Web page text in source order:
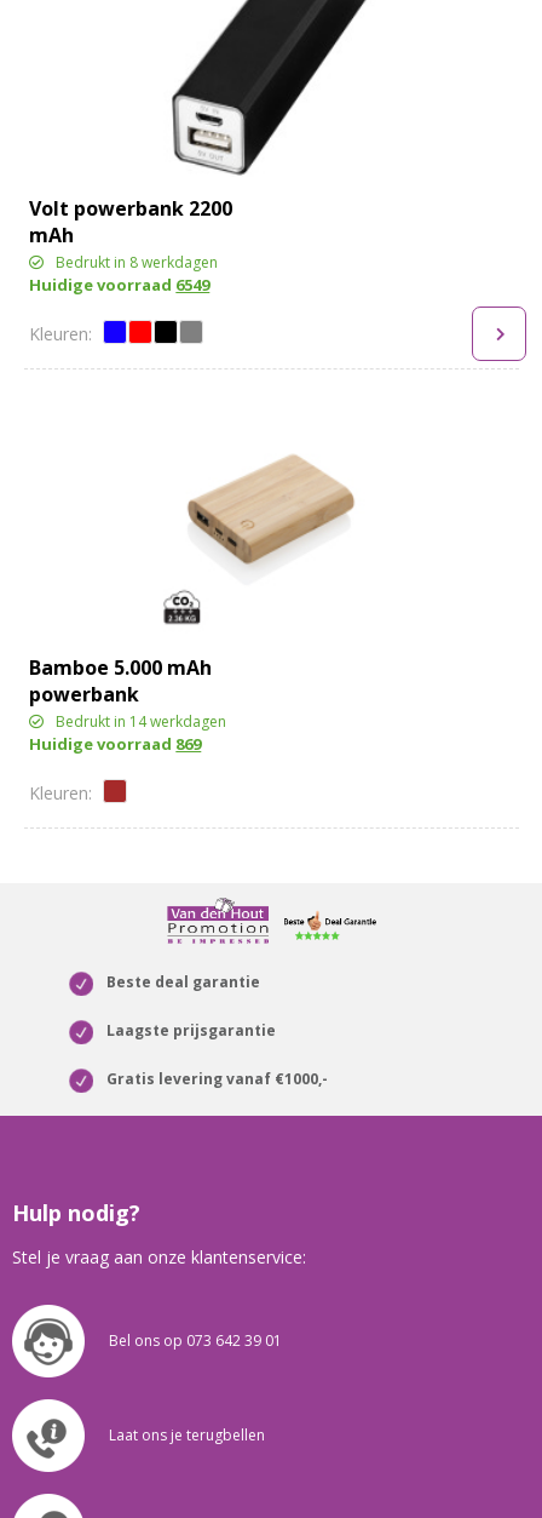
Volt powerbank 2200
mAh
Bedrukt in 8 werkdagen
Huidige voorraad 6549
Bamboe 5.000 mAh
powerbank
Bedrukt in 14 werkdagen
Huidige voorraad 869
Beste deal garantie
Laagste prijsgarantie
Gratis levering vanaf €1000,-
Hulp nodig?
Stel je vraag aan onze klantenservice:
Bel ons op 073 642 39 01
Laat ons je terugbellen